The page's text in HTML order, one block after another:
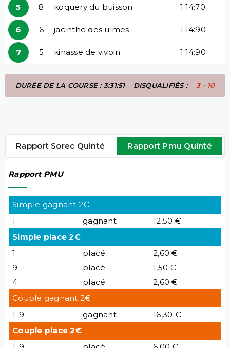
5 8 koquery du buisson 1:14:70
6 6 jacinthe des ulmes 1:14:90
7 5 kinasse de vivoin 1:14:90
DURÉE DE LA COURSE : 3:31:51 DISQUALIFIÉS : 3- 10
Rapport Sorec Quinté Rapport Pmu Quinté
Rapport PMU
Simple gagnant 2€
1
gagnant
12,50 €
Simple place 2€
1
placé
2,60 €
9
placé
1,50 €
4
placé
2,60 €
Couple gagnant 2€
1-9
gagnant
16,30 €
Couple place 2€